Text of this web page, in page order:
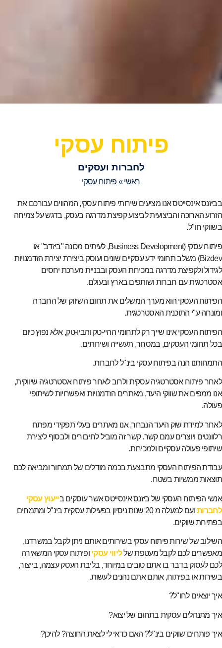
פיתוח עסקי
לחברות ועסקים
ראשי» פיתוח עסקי
בביזנס אינסייטס אנו מציעים שירותי פיתוח עסקי, המהווים עבורכם את
הזרוע הארוכה והביצועית לביצוע קפיצת מדרגה בעסק, בדגש על צמיחה
בשווקי חו"ל.
פיתוח עסקי (Business Development, לעיתים מכונה "ביזדב" או
Bizdev) משלב תחומי ידע עסקיים שונים ועוסק ביצירת יצירת הזדמנויות
לגידול ולקפיצת מדרגה במכירות העסק ובבניית מערכת יחסים
אסטרטגית עם חברות ושותפים בארץ ובעולם.
הפיתוח העסקי הוא מערך המשלים את תחום השיווק של החברה
ומונחה ע"י התוכנית האסטרטגית.
הפיתוח העסקי אינו שייך רק לתחומי ההיי-טק והביו-טק, אלא נפוץ כיום
בכל תחומי העסקים, במסחר, תעשייה ושירותים.
התמחותנו הנה בפיתוח עסקי בינ"ל לחברות.
לאחר פיתוח אסטרטגיה עסקית ולרוב לאחר פיתוח אסטרטגיה שיווקית,
אנו ממפים את שווקי היעד, מאתרים הזדמנויות ואפשרויות לשיתופי
פעולה.
לאחר למידת שוק היעד הנבחר, אנו מאתרים בעלי תפקידי מפתח
רלוונטים ויוצרים עמם קשר. קשר זה מוביל לחיבורים ולבסוף ליצירת
שיתופי פעולה עסקיים ולמכירות.
עבודת הפיתוח העסקי מתבצעת בכמה מודלים של תמחור ומביאה לכם
תוצאות ממשיות בשטח.
אנשי הפיתוח העסקי של ביזנס אינסייטס אשר עוסקים בייעוץ עסקי
לחברות
ועם למעלה מ 20 שנות ניסיון בפעילות עסקית בינ"ל ומתמחים
בפתיחת שווקים.
השילוב של שירות פיתוח עסקי בשירותים אותם ניתן לקבל במשרדנו,
מאפשרים לכם לקבל מעטפת שלליווי עסקי ופיתוח עסקי המשאירה
לכם לעסוק בדבר בו אתם טובים במיוחד, בליבת העסק עצמה, בייצור,
בשירות או בפיתוח, אותם אתם נהנים לעשות.
איך יוצאים לחו"ל?
איך מתנהלים עסקית בתחום של יצוא?
איך פותחים שווקים בינ"ל? האם כדאי לי לצאת החוצה? להיכן?